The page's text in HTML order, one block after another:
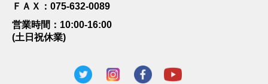
ＦＡＸ：075-632-0089
営業時間：10:00-16:00
(土日祝休業)